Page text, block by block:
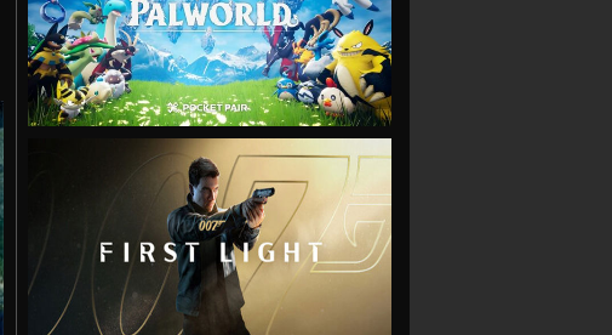
VIEW
VIEW